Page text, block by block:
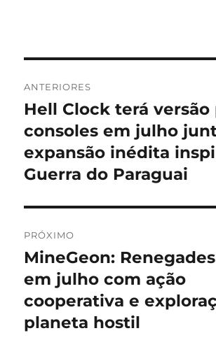
de
Post
ANTERIORES
Post
anterior:
Hell Clock terá versão
consoles em julho
expansão inédita
Guerra do Paraguai
PRÓXIMO
Próximo
post:
MineGeon:
em julho com ação
cooperativa e
planeta hostil